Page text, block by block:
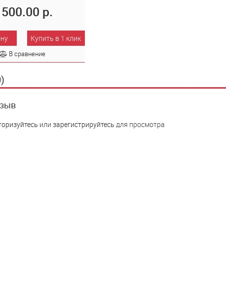
р.
Купить в 1 клик
В сравнение
или зарегистрируйтесь для просмотра